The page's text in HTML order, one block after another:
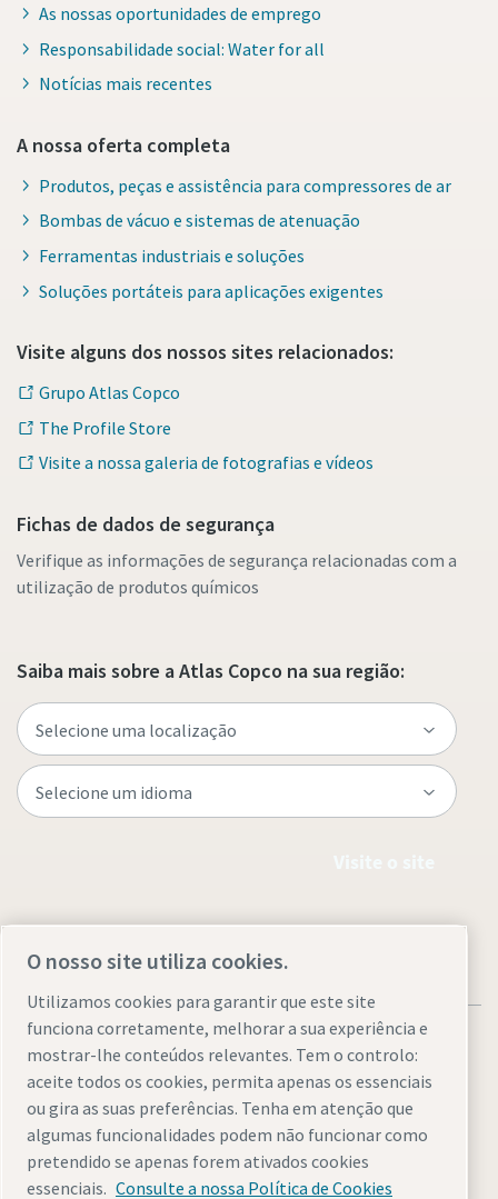
As nossas oportunidades de emprego
Responsabilidade social: Water for all
Notícias mais recentes
A nossa oferta completa
Produtos, peças e assistência para compressores de ar
Bombas de vácuo e sistemas de atenuação
Ferramentas industriais e soluções
Soluções portáteis para aplicações exigentes
Visite alguns dos nossos sites relacionados:
Grupo Atlas Copco
The Profile Store
Visite a nossa galeria de fotografias e vídeos
Fichas de dados de segurança
Verifique as informações de segurança relacionadas com a
utilização de produtos químicos
Saiba mais sobre a Atlas Copco na sua região:
Avisos legais e de privacidadeGerir cookiesAcessibilidade
Mapa do site
O nosso site utiliza cookies.
Utilizamos cookies para garantir que este site
funciona corretamente, melhorar a sua experiência e
mostrar-lhe conteúdos relevantes. Tem o controlo:
aceite todos os cookies, permita apenas os essenciais
ou gira as suas preferências. Tenha em atenção que
algumas funcionalidades podem não funcionar como
pretendido se apenas forem ativados cookies
essenciais. Consulte a nossa Política de Cookies